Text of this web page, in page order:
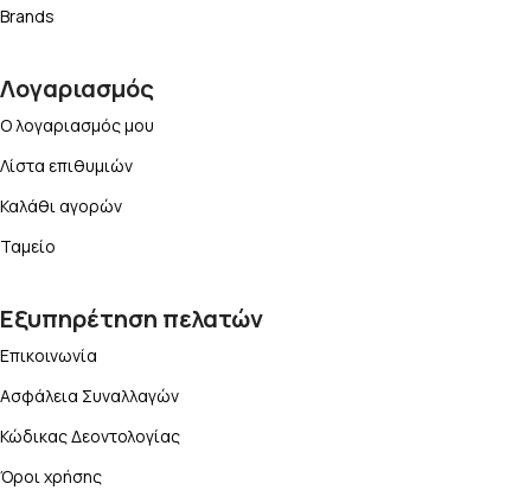
Brands
Λογαριασμός
Ο λογαριασμός μου
Λίστα επιθυμιών
Καλάθι αγορών
Ταμείο
Εξυπηρέτηση πελατών
Επικοινωνία
Ασφάλεια Συναλλαγών
Κώδικας Δεοντολογίας
Όροι χρήσης